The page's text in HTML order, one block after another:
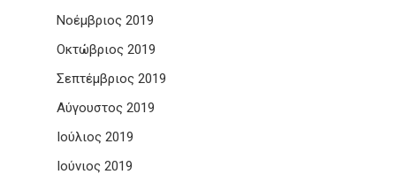
Νοέμβριος 2019
Οκτώβριος 2019
Σεπτέμβριος 2019
Αύγουστος 2019
Ιούλιος 2019
Ιούνιος 2019